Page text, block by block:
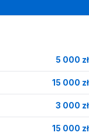
5 000 zł
15 000 zł
3 000 zł
15 000 zł